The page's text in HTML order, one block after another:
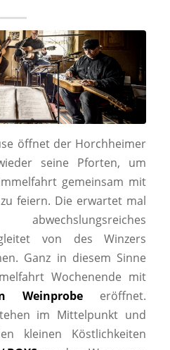
öffnet der Horchheimer
seine Pforten, um
gemeinsam mit
feiern. Die erwartet mal
von des Winzers
Ganz in diesem Sinne
Wochenende mit
Weinprobe eröffnet.
im Mittelpunkt und
kleinen Köstlichkeiten